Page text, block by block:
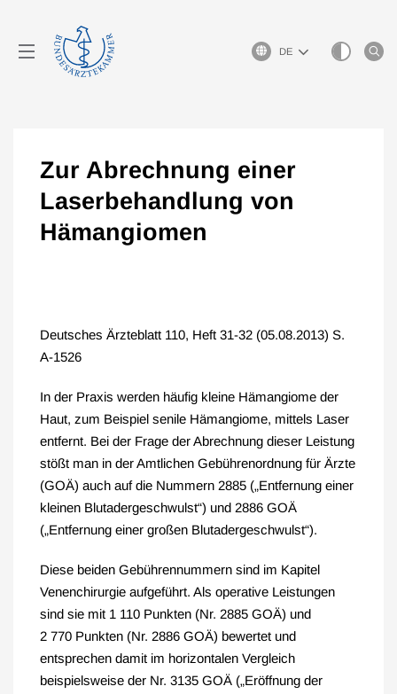
Sprachauswahl
Zur Abrechnung einer
Laserbehandlung von
Hämangiomen
Deutsches Ärzteblatt 110, Heft 31-32 (05.08.2013) S.
A-1526
In der Praxis werden häufig kleine Hämangiome der
Haut, zum Beispiel senile Hämangiome, mittels Laser
entfernt. Bei der Frage der Abrechnung dieser Leistung
stößt man in der Amtlichen Gebührenordnung für Ärzte
(GOÄ) auch auf die Nummern 2885 („Entfernung einer
kleinen Blutadergeschwulst“) und 2886 GOÄ
(„Entfernung einer großen Blutadergeschwulst“).
Diese beiden Gebührennummern sind im Kapitel
Venenchirurgie aufgeführt. Als operative Leistungen
sind sie mit 1 110 Punkten (Nr. 2885 GOÄ) und
2 770 Punkten (Nr. 2886 GOÄ) bewertet und
entsprechen damit im horizontalen Vergleich
beispielsweise der Nr. 3135 GOÄ („Eröffnung der